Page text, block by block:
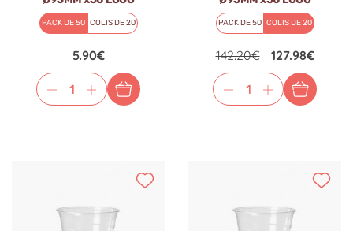
REGLEMENTAIRE
PACK DE 50 COLIS DE 20
5.90€
REGLEMENTAIRE
PACK DE 50 COLIS DE 20
142.20€ 127.98€